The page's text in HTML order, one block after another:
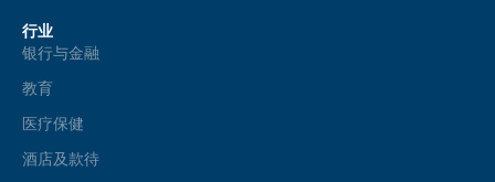
行业
银行与金融
教育
医疗保健
酒店及款待